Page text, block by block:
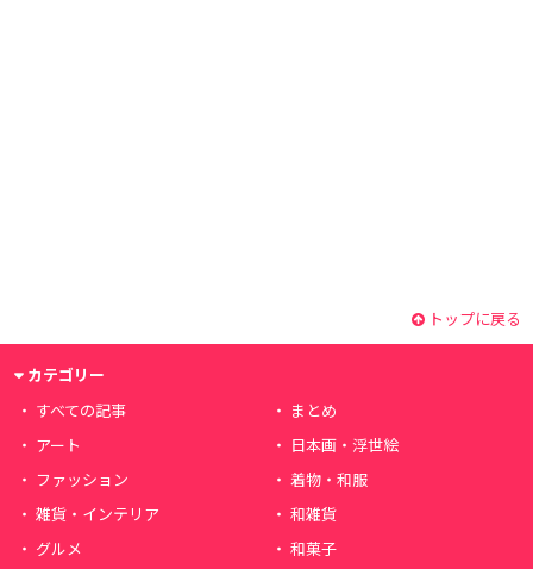
トップに戻る
カテゴリー
すべての記事
まとめ
アート
日本画・浮世絵
ファッション
着物・和服
雑貨・インテリア
和雑貨
グルメ
和菓子